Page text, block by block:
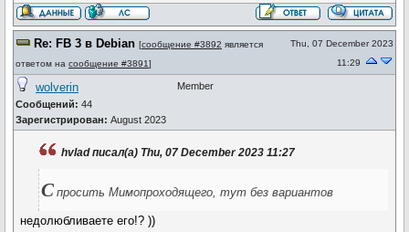
Re: FB 3 в Debian [сообщение #3892 является
ответом на сообщение #3891]
Thu, 07 December 2023
11:29
wolverin
Сообщений: 44
Зарегистрирован: August 2023
Member
hvlad писал(а) Thu, 07 December 2023 11:27
С просить Мимопроходящего, тут без вариантов
недолюбливаете его!? ))